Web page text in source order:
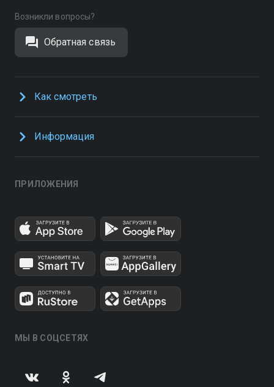
Возникли вопросы?
Обратная связь
Как смотреть
Информация
ПРИЛОЖЕНИЯ
МЫ В СОЦСЕТЯХ